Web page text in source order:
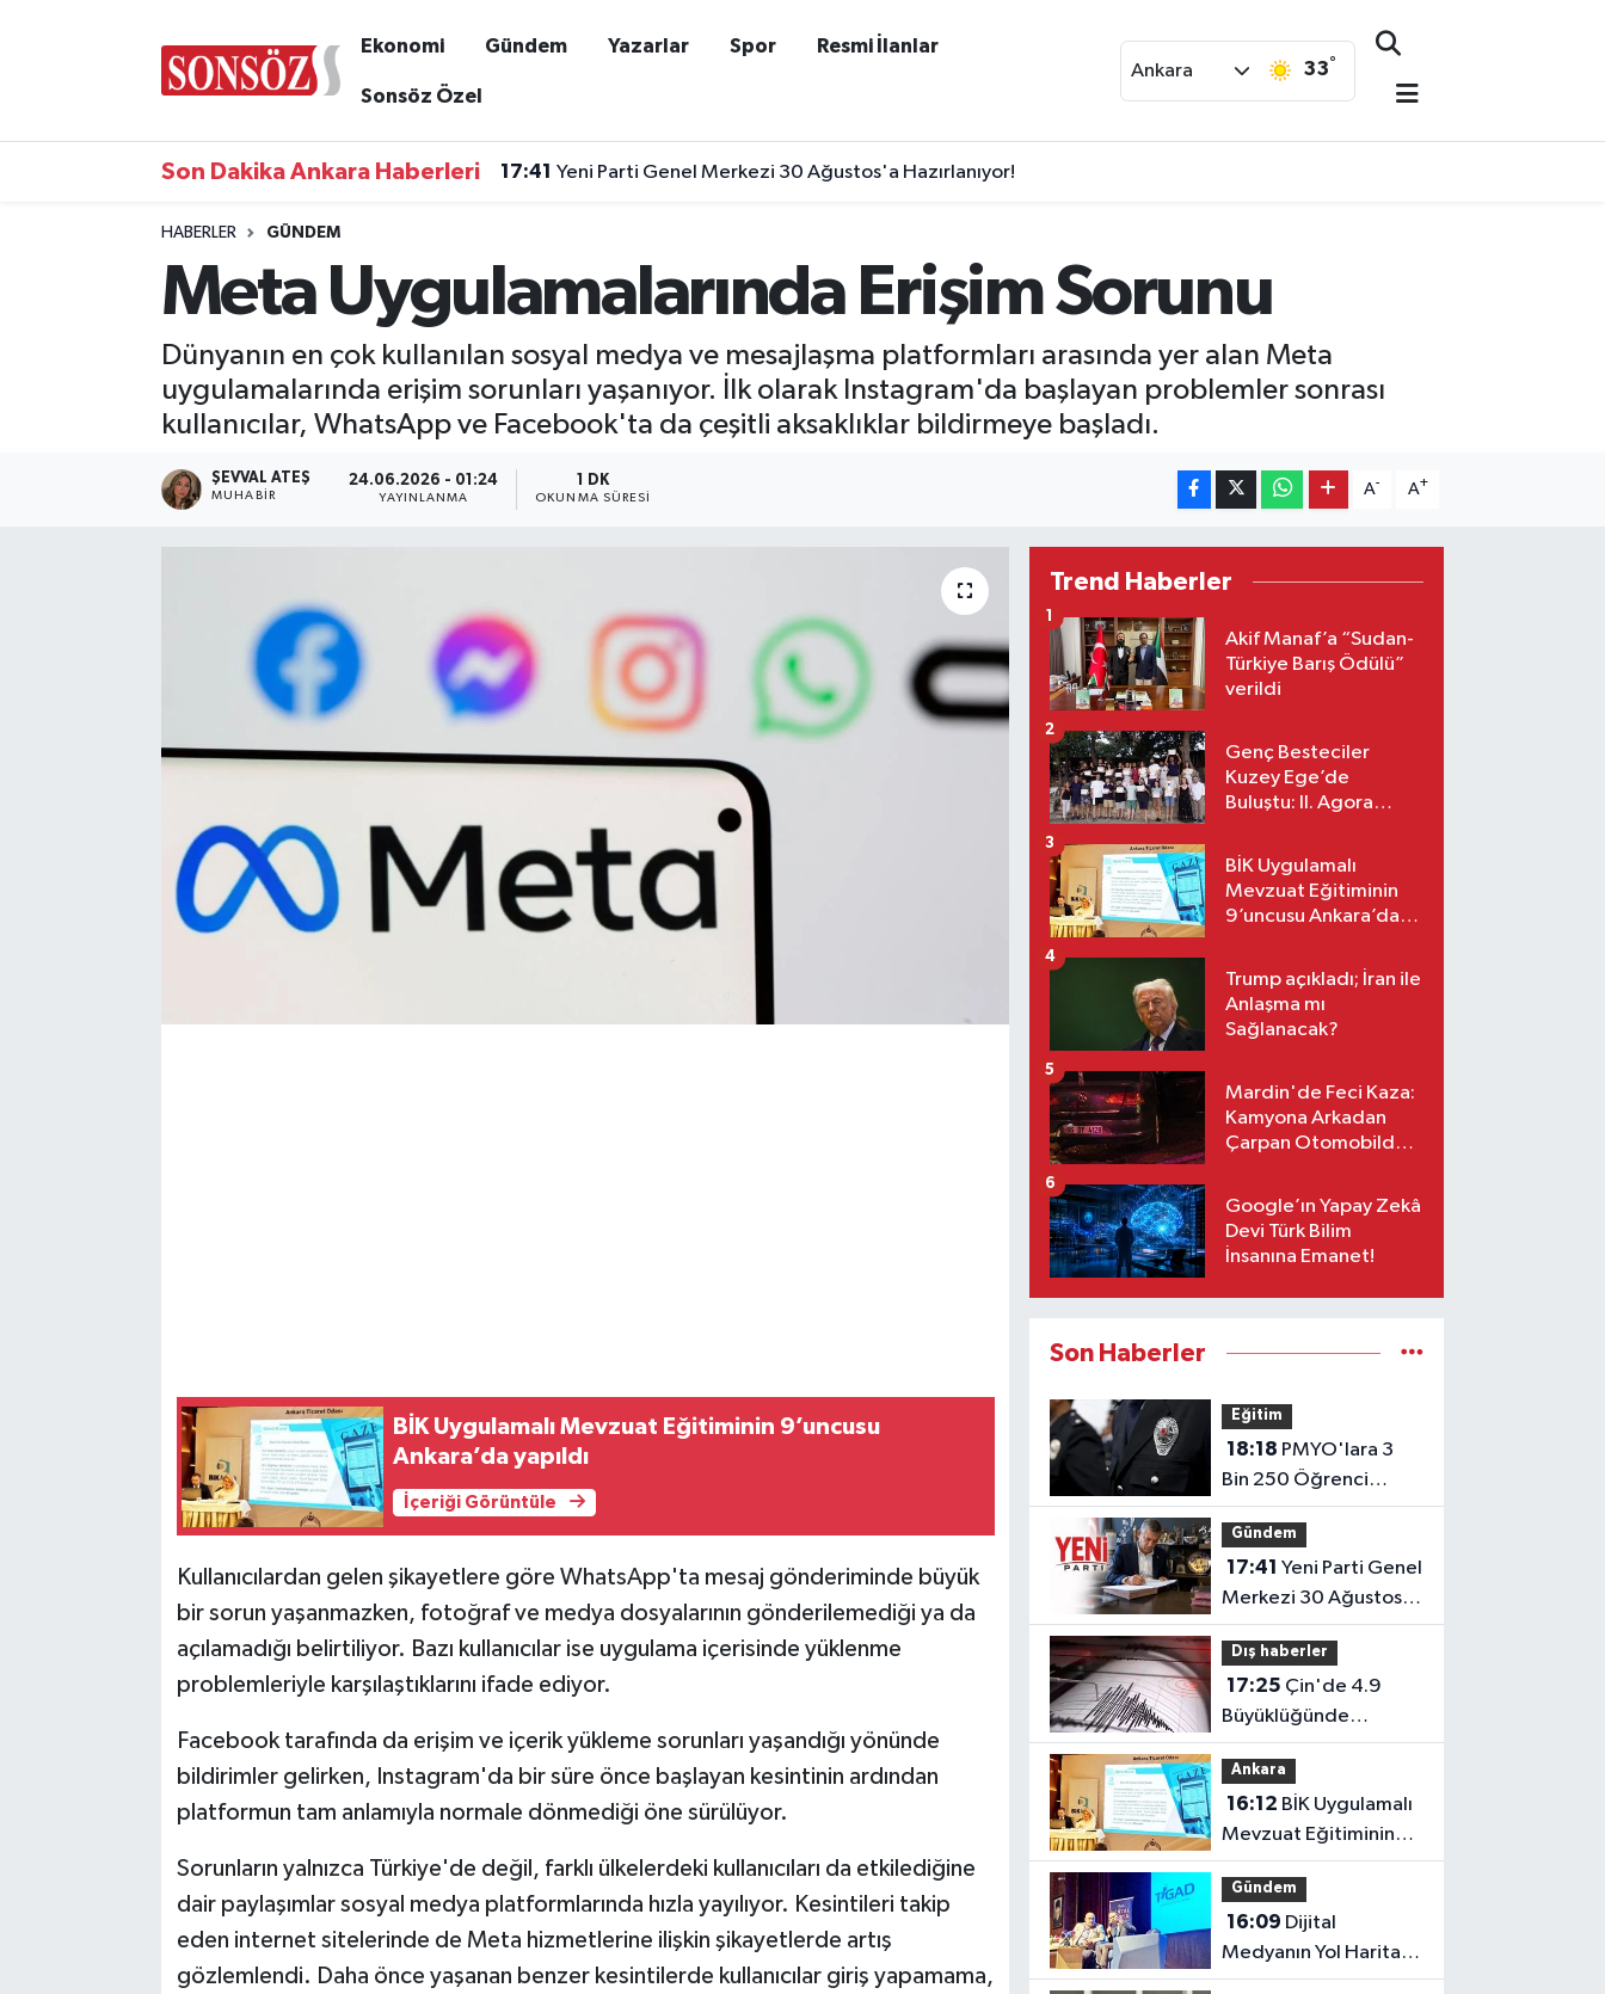
Ekonomi Gündem Yazarlar Spor Resmi İlanlar
Sonsöz Özel
Ankara 33°
Son Dakika Ankara Haberleri 17:41 Yeni Parti Genel Merkezi 30 Ağustos'a Hazırlanıyor!
HABERLER GÜNDEM
Meta Uygulamalarında Erişim Sorunu
Dünyanın en çok kullanılan sosyal medya ve mesajlaşma platformları arasında yer alan Meta
uygulamalarında erişim sorunları yaşanıyor. İlk olarak Instagram'da başlayan problemler sonrası
kullanıcılar, WhatsApp ve Facebook'ta da çeşitli aksaklıklar bildirmeye başladı.
ŞEVVAL ATEŞ
MUHABIR
24.06.2026 - 01:24
YAYINLANMA
1 DK
OKUNMA SÜRESI
A- A+
BİK Uygulamalı Mevzuat Eğitiminin 9’uncusu
Ankara’da yapıldı
İçeriği Görüntüle
Kullanıcılardan gelen şikayetlere göre WhatsApp'ta mesaj gönderiminde büyük
bir sorun yaşanmazken, fotoğraf ve medya dosyalarının gönderilemediği ya da
açılamadığı belirtiliyor. Bazı kullanıcılar ise uygulama içerisinde yüklenme
problemleriyle karşılaştıklarını ifade ediyor.
Facebook tarafında da erişim ve içerik yükleme sorunları yaşandığı yönünde
bildirimler gelirken, Instagram'da bir süre önce başlayan kesintinin ardından
platformun tam anlamıyla normale dönmediği öne sürülüyor.
Sorunların yalnızca Türkiye'de değil, farklı ülkelerdeki kullanıcıları da etkilediğine
dair paylaşımlar sosyal medya platformlarında hızla yayılıyor. Kesintileri takip
eden internet sitelerinde de Meta hizmetlerine ilişkin şikayetlerde artış
gözlemlendi. Daha önce yaşanan benzer kesintilerde kullanıcılar giriş yapamama,
Trend Haberler
Akif Manaf’a “Sudan-
Türkiye Barış Ödülü”
verildi
1
Genç Besteciler
Kuzey Ege’de
Buluştu: II. Agora
Başladı
2
BİK Uygulamalı
Mevzuat Eğitiminin
9’uncusu Ankara’da
3
Trump açıkladı; İran ile
Anlaşma mı
Sağlanacak?
4
Mardin'de Feci Kaza:
Kamyona Arkadan
Çarpan Otomobilde 1
5
Google’ın Yapay Zekâ
Devi Türk Bilim
İnsanına Emanet!
6
Son Haberler
Eğitim
18:18
Bin 250 Öğrenci
Alınacak!
Gündem
17:41 Yeni Parti Genel
Merkezi 30 Ağustos'a
Hazırlanıyor!
Dış haberler
17:25
Büyüklüğünde
Deprem: 1 Ölü, 6 Yaralı
Ankara
16:12
Mevzuat Eğitiminin
9’uncusu Ankara’da
yapıldı
Gündem
16:09
Medyanın Yol Haritası
Iğdır'da Çizildi
Sokak Hayvanlarını Sahiplendirme
Sonsöz Özel
Ankara Nöbetçi Eczaneler
Ankara Trafik Yoğunluk Haritası
Süper Lig Puan Durumu ve Fikstür
Tüm Manşetler
Haber Arşivi